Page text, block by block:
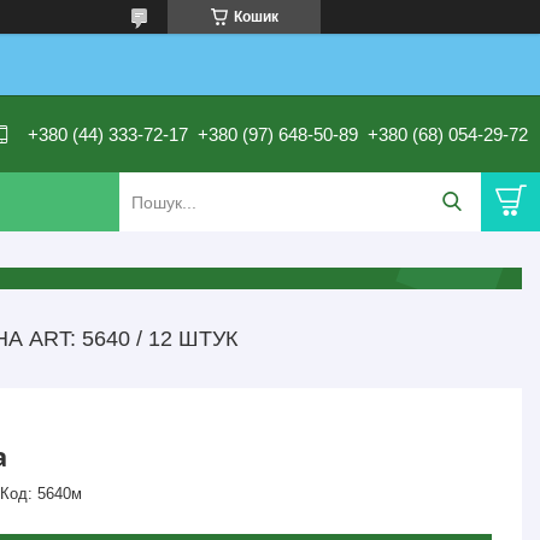
Кошик
+380 (44) 333-72-17 +380 (97) 648-50-89 +380 (68) 054-29-72
ART: 5640 / 12 ШТУК
Код: 5640м